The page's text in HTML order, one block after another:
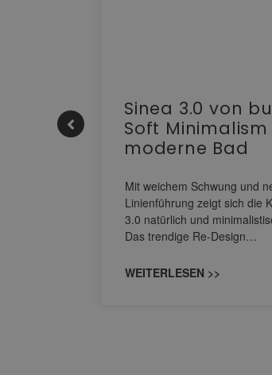
Sinea 3.0 von
Soft
moderne Bad
Mit weichem Schwung und
Linienführung zeigt sich die
3.0 natürlich und
Das trendige Re-Design…
WEITERLESEN >>